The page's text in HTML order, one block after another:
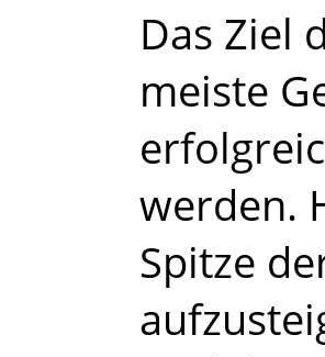
Das Ziel
meiste
werden.
Spitze